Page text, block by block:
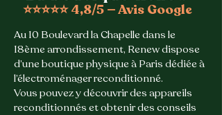
⭐⭐⭐⭐⭐ 4,8/5 — Avis Google
Au 10 Boulevard la Chapelle dans le
18ème arrondissement, Renew dispose
d’une boutique physique à Paris dédiée à
l’électroménager reconditionné.
Vous pouvez y découvrir des appareils
reconditionnés et obtenir des conseils